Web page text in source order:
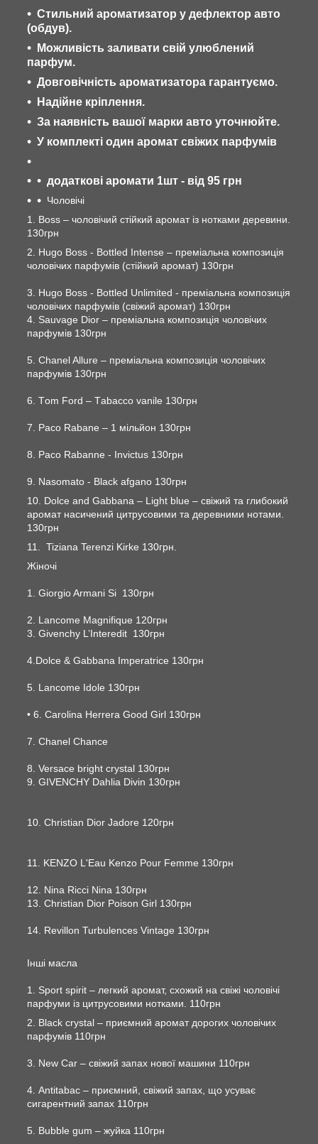
Стильний ароматизатор у дефлектор авто
(обдув).
Можливість заливати свій улюблений
парфум.
Довговічність ароматизатора гарантуємо.
Надійне кріплення.
За наявність вашої марки авто уточнюйте.
У комплекті один аромат свіжих парфумів
додаткові аромати 1шт - від 95 грн
Чоловічі
1. Boss – чоловічий стійкий аромат із нотками деревини.
130грн
2. Hugo Boss - Bottled Intense – преміальна композиція
чоловічих парфумів (стійкий аромат) 130грн
3. Hugo Boss - Bottled Unlimited - преміальна композиція
чоловічих парфумів (свіжий аромат) 130грн
4. Sauvage Dior – преміальна композиція чоловічих
парфумів 130грн
5. Chanel Allure – преміальна композиція чоловічих
парфумів 130грн
6. Тom Ford – Тabacco vanile 130грн
7. Paco Rabane – 1 мільйон 130грн
8. Paco Rabanne - Invictus 130грн
9. Nasomato - Black afgano 130грн
10. Dolce and Gabbana – Light blue – свіжий та глибокий
аромат насичений цитрусовими та деревними нотами.
130грн
11. Tiziana Terenzi Kirke 130грн.
Жіночі
1. Giorgio Armani Si 130грн
2. Lancome Magnifique 120грн
3. Givenchy L’Interedit 130грн
4.Dolce & Gabbana Imperatrice 130грн
5. Lancome Idole 130грн
• 6. Carolina Herrera Good Girl 130грн
7. Chanel Chance
8. Versace bright crystal 130грн
9. GIVENCHY Dahlia Divin 130грн
10. Christian Dior Jadore 120грн
11. KENZO L'Eau Kenzo Pour Femme 130грн
12. Nina Ricci Nina 130грн
13. Christian Dior Poison Girl 130грн
14. Revillon Turbulences Vintage 130грн
Інші масла
1. Sport spirit – легкий аромат, схожий на свіжі чоловічі
парфуми із цитрусовими нотками. 110грн
2. Black crystal – приємний аромат дорогих чоловічих
парфумів 110грн
3. New Car – свіжий запах нової машини 110грн
4. Antitabac – приємний, свіжий запах, що усуває
сигарентний запах 110грн
5. Bubble gum – жуйка 110грн